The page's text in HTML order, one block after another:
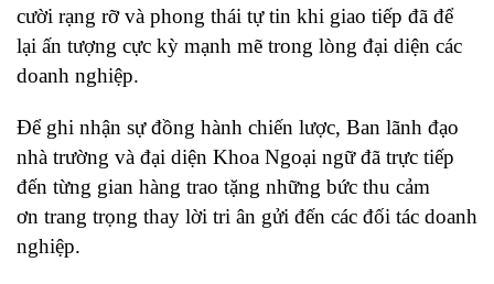
cười rạng rỡ và phong thái tự tin khi giao tiếp đã để
lại ấn tượng cực kỳ mạnh mẽ trong lòng đại diện các
doanh nghiệp.
Để ghi nhận sự đồng hành chiến lược, Ban lãnh đạo
nhà trường và đại diện Khoa Ngoại ngữ đã trực tiếp
đến từng gian hàng trao tặng những bức thu cảm
ơn trang trọng thay lời tri ân gửi đến các đối tác doanh
nghiệp.